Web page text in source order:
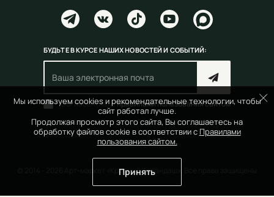
Мы используем cookies и рекомендательные технологии, чтобы
сайт работал лучше.
Продолжая просмотр этого сайта, Вы соглашаетесь на
обработку файлов cookie в соответствии с Правилами
пользования сайтом.
Принять
БУДЬТЕ В КУРСЕ НАШИХ НОВОСТЕЙ И СОБЫТИЙ:
Согласен(на) справилами пользования сайтом
© 2014 - 2026 Арт-маркет «Красный Карандаш». Все права защищены